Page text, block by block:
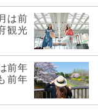
は前
観光
前年
前年